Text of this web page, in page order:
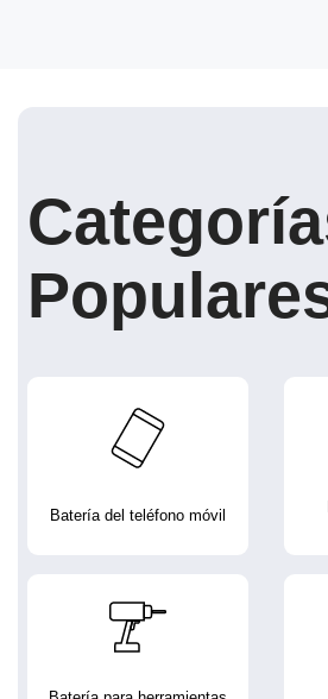
Batería del teléfono móvil